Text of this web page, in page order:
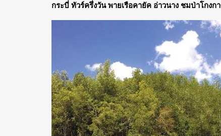
กระบี่ ทัวร์ครึ่งวัน พายเรือคายัค อ่าวนาง ชมป่าโกง